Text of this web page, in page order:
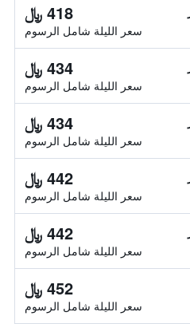
418 ﷼
سعر الليلة شامل الرسوم
434 ﷼
سعر الليلة شامل الرسوم
434 ﷼
سعر الليلة شامل الرسوم
442 ﷼
سعر الليلة شامل الرسوم
442 ﷼
سعر الليلة شامل الرسوم
452 ﷼
سعر الليلة شامل الرسوم